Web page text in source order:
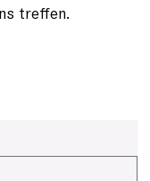
treffen.